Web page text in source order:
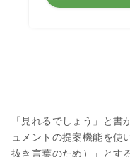
「見れるでしょう」と
ュメントの提案機能を使
抜き言葉のため）」とす